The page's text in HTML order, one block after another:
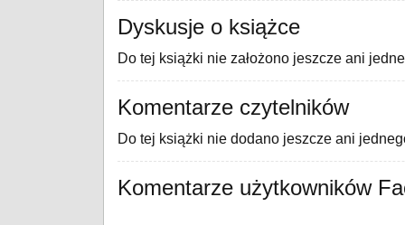
Dyskusje o książce
Do tej książki nie założono jeszcze ani
Komentarze czytelników
Do tej książki nie dodano jeszcze ani
Komentarze użytkowników